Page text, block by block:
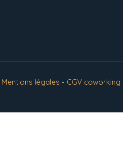
Mentions légales - CGV coworking